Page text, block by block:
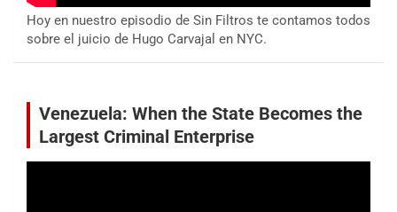
Hoy en nuestro episodio de Sin Filtros te contamos todos
sobre el juicio de Hugo Carvajal en NYC.
Venezuela: When the State Becomes the
Largest Criminal Enterprise